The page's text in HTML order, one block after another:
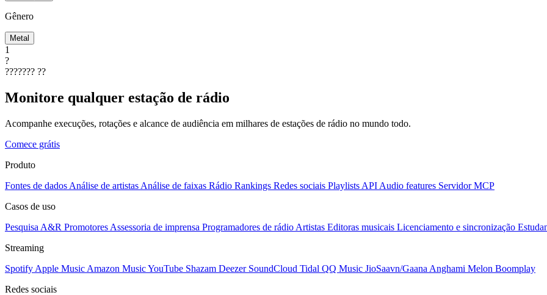
Gênero
Metal
1
?
??????? ??
Monitore qualquer estação de rádio
Acompanhe execuções, rotações e alcance de audiência em milhares de estações de rádio no mundo todo.
Comece grátis
Produto
Fontes de dados Análise de artistas Análise de faixas Rádio Rankings Redes sociais Playlists API Audio features Servidor MCP
Casos de uso
Pesquisa A&R Promotores Assessoria de imprensa Programadores de rádio Artistas Editoras musicais Licenciamento e sincronização
Streaming
Spotify Apple Music Amazon MusicYouTube Shazam Deezer SoundCloud Tidal QQ Music JioSaavn/Gaana Anghami Melon Boomplay
Redes sociais